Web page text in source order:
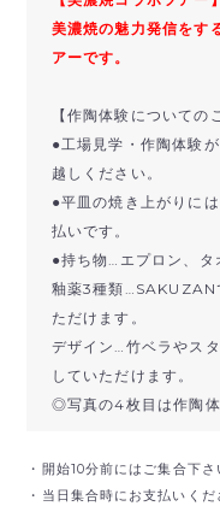
美濃焼の魅力発信をす
アーです。
【作陶体験についての
●工場見学・作陶体験
越しください。
●平皿の焼き上がりに
払いです。
●持ち物…エプロン、タ
釉薬3種類…SAKUZAN
ただけます。
デザイン…竹ベラやス
していただけます。
◎写真の4枚目は作陶体
・開始10分前にはご集合下さ
・当日集合時にお支払いく